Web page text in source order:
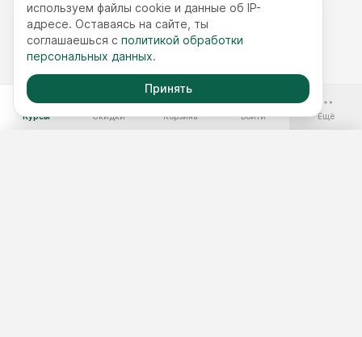
Курсы Скидки Корзина Войти Ещё
используем файлы cookie и данные об IP-
адресе. Оставаясь на сайте, ты
соглашаешься с политикой обработки
персональных данных.
Принять